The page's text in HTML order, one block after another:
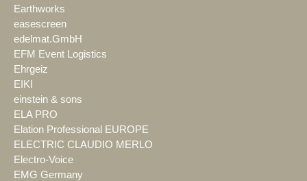
Earthworks
easescreen
edelmat.GmbH
EFM Event Logistics
Ehrgeiz
EIKI
einstein & sons
ELA PRO
Elation Professional EUROPE
ELECTRIC CLAUDIO MERLO
Electro-Voice
EMG Germany